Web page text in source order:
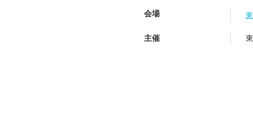
会場
主催